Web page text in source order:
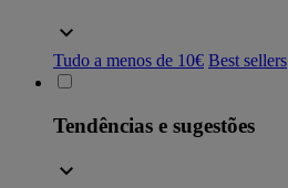
Tudo a menos de 10€ Best sellers
Tendências e sugestões